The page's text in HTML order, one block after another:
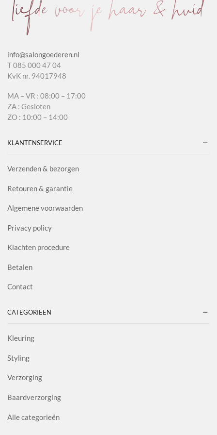
info@salongoederen.nl
T 085 000 47 04
KvK nr. 94017948
MA – VR : 08:00 – 17:00
ZA : Gesloten
ZO : 10:00 – 14:00
KLANTENSERVICE
Verzenden & bezorgen
Retouren & garantie
Algemene voorwaarden
Privacy policy
Klachten procedure
Betalen
Contact
CATEGORIEËN
Kleuring
Styling
Verzorging
Baardverzorging
Alle categorieën